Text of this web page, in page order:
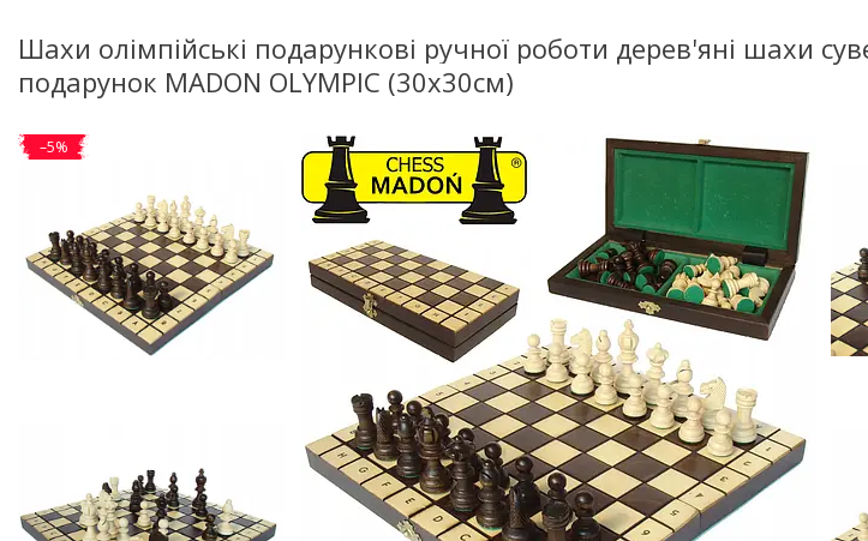
Шахи олімпійські подарункові ручної роботи дерев'яні шахи
подарунок MADON OLYMPIC (30x30см)
–5%